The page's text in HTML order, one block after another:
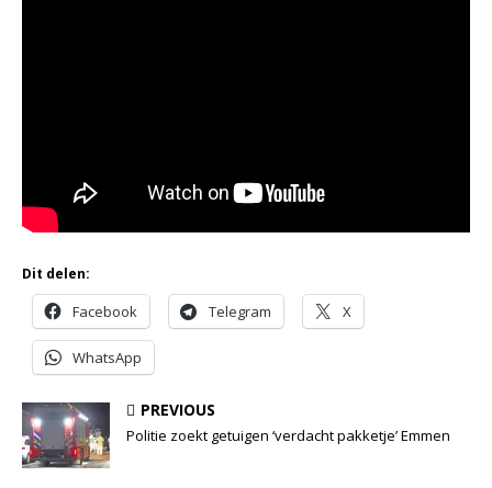
Dit delen:
Facebook Telegram X
WhatsApp
PREVIOUS
Politie zoekt getuigen ‘verdacht pakketje’ Emmen